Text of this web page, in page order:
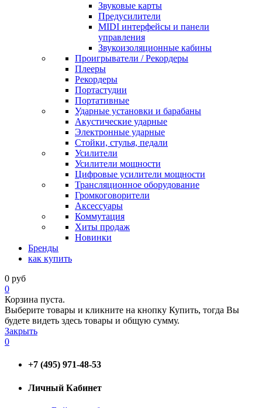
Звуковые карты
Предусилители
MIDI интерфейсы и панели
управления
Звукоизоляционные кабины
Проигрыватели / Рекордеры
Плееры
Рекордеры
Портастудии
Портативные
Ударные установки и барабаны
Акустические ударные
Электронные ударные
Стойки, стулья, педали
Усилители
Усилители мощности
Цифровые усилители мощности
Трансляционное оборудование
Громкоговорители
Аксессуары
Коммутация
Хиты продаж
Новинки
Бренды
как купить
0 руб
0
Корзина пуста.
Выберите товары и кликните на кнопку Купить, тогда Вы
будете видеть здесь товары и общую сумму.
Закрыть
0
+7 (495) 971-48-53
Личный Кабинет